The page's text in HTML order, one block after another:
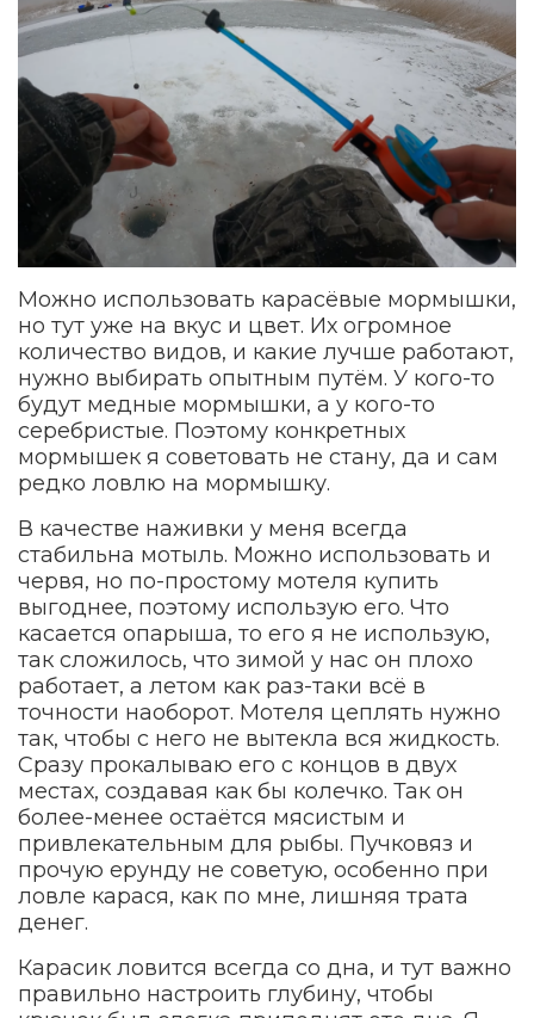
Можно использовать карасёвые мормышки,
но тут уже на вкус и цвет. Их огромное
количество видов, и какие лучше работают,
нужно выбирать опытным путём. У кого-то
будут медные мормышки, а у кого-то
серебристые. Поэтому конкретных
мормышек я советовать не стану, да и сам
редко ловлю на мормышку.
В качестве наживки у меня всегда
стабильна мотыль. Можно использовать и
червя, но по-простому мотеля купить
выгоднее, поэтому использую его. Что
касается опарыша, то его я не использую,
так сложилось, что зимой у нас он плохо
работает, а летом как раз-таки всё в
точности наоборот. Мотеля цеплять нужно
так, чтобы с него не вытекла вся жидкость.
Сразу прокалываю его с концов в двух
местах, создавая как бы колечко. Так он
более-менее остаётся мясистым и
привлекательным для рыбы. Пучковяз и
прочую ерунду не советую, особенно при
ловле карася, как по мне, лишняя трата
денег.
Карасик ловится всегда со дна, и тут важно
правильно настроить глубину, чтобы